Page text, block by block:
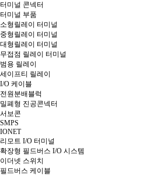
터미널 콘넥터
터미널 부품
소형릴레이 터미널
중형릴레이 터미널
대형릴레이 터미널
무접점 릴레이 터미널
범용 릴레이
세이프티 릴레이
I/O 케이블
전원분배블럭
밀폐형 진공콘넥터
서보콘
SMPS
IONET
리모트 I/O 터미널
확장형 필드버스 I/O 시스템
이더넷 스위치
필드버스 케이블